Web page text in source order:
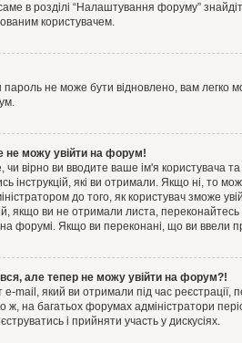
в розділі “Налаштування форуму”
користувачем.
не може бути відновлено, вам легко
не можу увійти на форум!
чи вірно ви вводите ваше ім'я користувача
інструкцій, які ви отримали. Якщо ні, то
до того, як користувач зможе
якщо ви не отримали листа,
форумі. Якщо ви переконані, що ви ввели
але тепер не можу увійти на форум?!
mail, який ви отримали під час
ж, на багатьох форумах адміністратори
і прийняти участь у дискусіях.